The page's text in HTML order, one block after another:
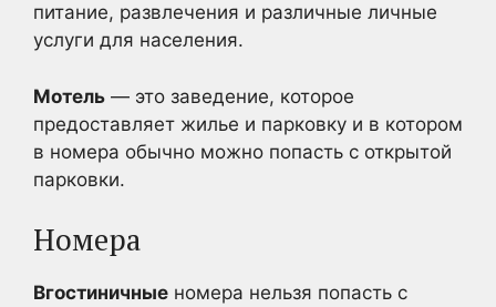
питание, развлечения и различные личные
услуги для населения.
Мотель — это заведение, которое
предоставляет жилье и парковку и в котором
в номера обычно можно попасть с открытой
парковки.
Номера
Вгостиничные номера нельзя попасть с